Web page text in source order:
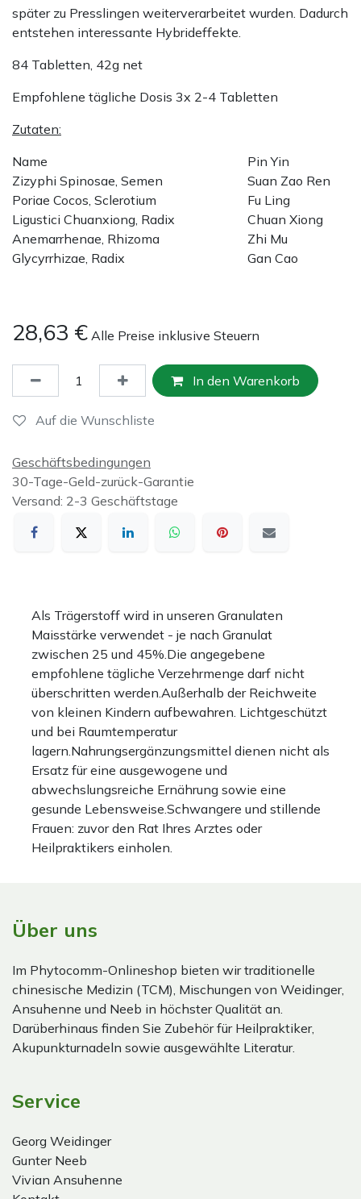
später zu Presslingen weiterverarbeitet wurden. Dadurch
entstehen interessante Hybrideffekte.
84 Tabletten, 42g net
Empfohlene tägliche Dosis 3x 2-4 Tabletten
Zutaten:
Name
Pin Yin
Zizyphi Spinosae, Semen
Suan Zao Ren
Poriae Cocos, Sclerotium
Fu Ling
Ligustici Chuanxiong, Radix
Chuan Xiong
Anemarrhenae, Rhizoma
Zhi Mu
Glycyrrhizae, Radix
Gan Cao
28,63 € Alle Preise inklusive Steuern
In den Warenkorb
Auf die Wunschliste
Geschäftsbedingungen
30-Tage-Geld-zurück-Garantie
Versand: 2-3 Geschäftstage
Als Trägerstoff wird in unseren Granulaten
Maisstärke verwendet - je nach Granulat
zwischen 25 und 45%.Die angegebene
empfohlene tägliche Verzehrmenge darf nicht
überschritten werden.Außerhalb der Reichweite
von kleinen Kindern aufbewahren. Lichtgeschützt
und bei Raumtemperatur
lagern.Nahrungsergänzungsmittel dienen nicht als
Ersatz für eine ausgewogene und
abwechslungsreiche Ernährung sowie eine
gesunde Lebensweise.Schwangere und stillende
Frauen: zuvor den Rat Ihres Arztes oder
Heilpraktikers einholen.
Über uns
Im Phytocomm-Onlineshop bieten wir traditionelle
chinesische Medizin (TCM), Mischungen von Weidinger,
Ansuhenne und Neeb in höchster Qualität an.
Darüberhinaus finden Sie Zubehör für Heilpraktiker,
Akupunkturnadeln sowie ausgewählte Literatur.
Service
Georg Weidinger
Gunter Neeb
Vivian Ansuhenne